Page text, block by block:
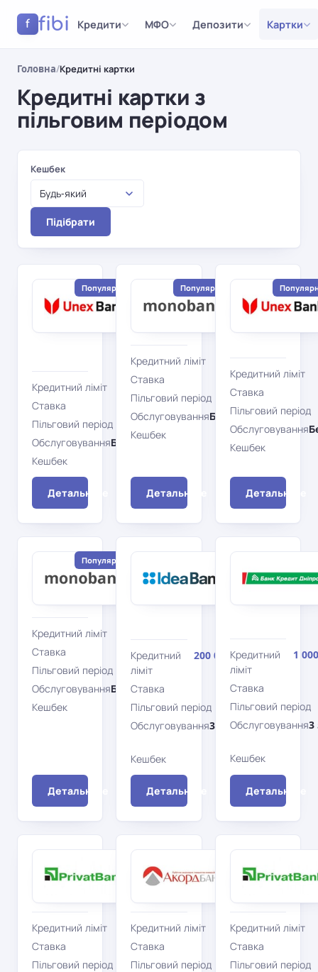
f fibi Кредити МФО Депозити Картки
Головна/Кредитні картки
Кредитні картки з
пільговим періодом
Кешбек
Будь-який
Підібрати
Популярний
Юнекс
Банк
MasterCard
Кредитний ліміт
100 000 грн
Ставка
42%
Пільговий період
62 дн.
ОбслуговуванняБезкоштовно
Кешбек
Детальніше
Популярний
Монобанк
monobank
MasterCard
Кредитний ліміт
Ставка
21%
Пільговий період
62 дн.
ОбслуговуванняБезкоштовно
Кешбек
Ні
Детальніше
Кредитний ліміт
Ставка
Пільговий період
Обслуговування
Кешбек
Детальніше
Популярний
Монобанк
monobank
Кредитний ліміт
Ставка
744%
Пільговий період
62 дн.
ОбслуговуванняБезкоштовно
Кешбек
Ні
Детальніше
Банк
Card
Кредитний
ліміт
200 000 грн
Ставка
48%
Пільговий період
62 дн.
Обслуговування300 грн/
Кешбек
Ні
Детальніше
Кредитний
ліміт
1
Ставка
Пільговий період
Обслуговування3
Кешбек
Детальніше
Універсальна
Visa
Кредитний ліміт
50 000 грн
Ставка
43,2%
Пільговий період
55 дн.
Найкраща
MasterCard
Кредитний ліміт
250 000 грн
Ставка
36%
Пільговий період
55 дн.
Кредитний ліміт
Ставка
Пільговий період